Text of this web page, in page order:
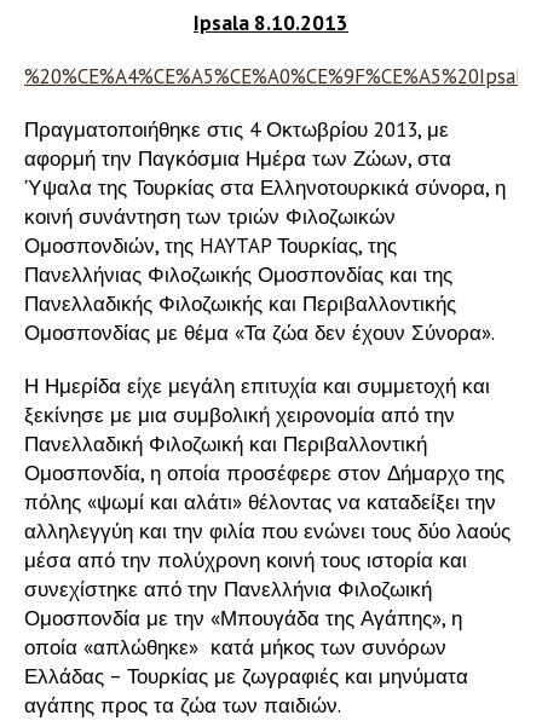
Ipsala 8.10.2013
Πραγματοποιήθηκε στις 4 Οκτωβρίου 2013, με
αφορμή την Παγκόσμια Ημέρα των Ζώων, στα
Ύψαλα της Τουρκίας στα Ελληνοτουρκικά σύνορα, η
κοινή συνάντηση των τριών Φιλοζωικών
Ομοσπονδιών, της HAYTAP Τουρκίας, της
Πανελλήνιας Φιλοζωικής Ομοσπονδίας και της
Πανελλαδικής Φιλοζωικής και Περιβαλλοντικής
Ομοσπονδίας με θέμα «Τα ζώα δεν έχουν Σύνορα».
Η Ημερίδα είχε μεγάλη επιτυχία και συμμετοχή και
ξεκίνησε με μια συμβολική χειρονομία από την
Πανελλαδική Φιλοζωική και Περιβαλλοντική
Ομοσπονδία, η οποία προσέφερε στον Δήμαρχο της
πόλης «ψωμί και αλάτι» θέλοντας να καταδείξει την
αλληλεγγύη και την φιλία που ενώνει τους δύο λαούς
μέσα από την πολύχρονη κοινή τους ιστορία και
συνεχίστηκε από την Πανελλήνια Φιλοζωική
Ομοσπονδία με την «Μπουγάδα της Αγάπης», η
οποία «απλώθηκε» κατά μήκος των συνόρων
Ελλάδας – Τουρκίας με ζωγραφιές και μηνύματα
αγάπης προς τα ζώα των παιδιών.